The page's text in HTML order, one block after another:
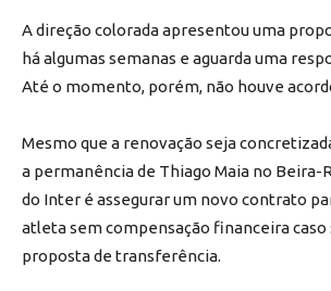
A direção colorada apresentou uma
há algumas semanas e aguarda uma
Até o momento, porém, não houve
Mesmo que a renovação seja
a permanência de Thiago Maia no Beira-
do Inter é assegurar um novo contrato
atleta sem compensação financeira caso
proposta de transferência.